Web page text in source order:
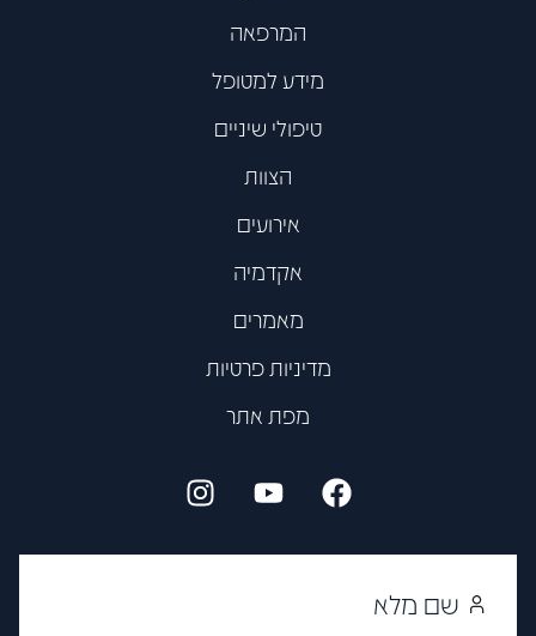
המרפאה
מידע למטופל
טיפולי שיניים
הצוות
אירועים
אקדמיה
מאמרים
מדיניות פרטיות
מפת אתר